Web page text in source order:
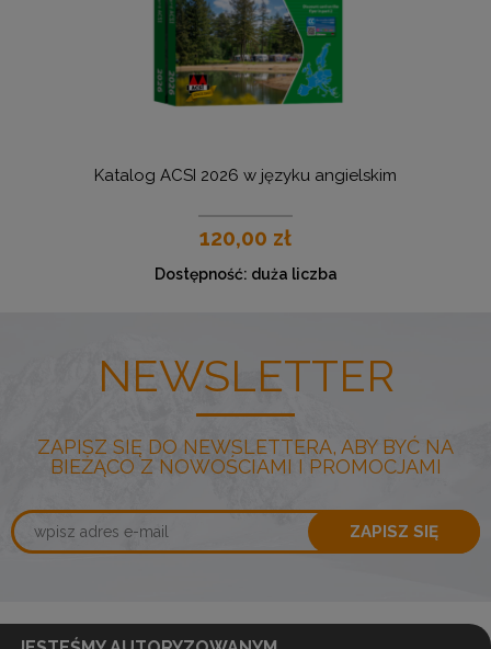
Katalog ACSI 2026 w języku angielskim
120,00 zł
Dostępność: duża liczba
NEWSLETTER
ZAPISZ SIĘ DO NEWSLETTERA, ABY BYĆ NA
BIEŻĄCO Z NOWOŚCIAMI I PROMOCJAMI
ZAPISZ SIĘ